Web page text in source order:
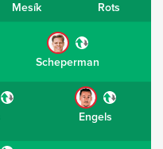
Mesík Rots
Scheperman
Engels